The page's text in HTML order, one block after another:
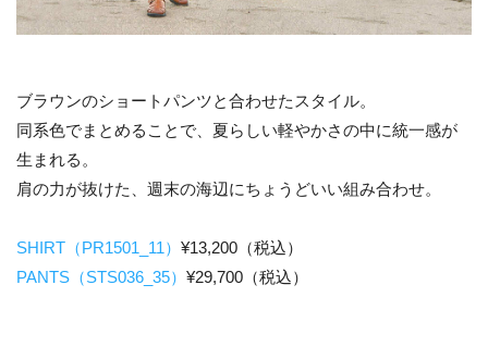
ブラウンのショートパンツと合わせたスタイル。
同系色でまとめることで、夏らしい軽やかさの中に統一感が
生まれる。
肩の力が抜けた、週末の海辺にちょうどいい組み合わせ。
SHIRT（PR1501_11） ¥13,200（税込）
PANTS（STS036_35） ¥29,700（税込）